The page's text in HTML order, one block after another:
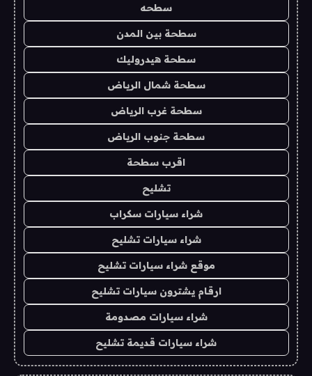
سطحه
سطحة بين المدن
سطحة هيدروليك
سطحة شمال الرياض
سطحة غرب الرياض
سطحة جنوب الرياض
اقرب سطحة
تشليح
شراء سيارات سكراب
شراء سيارات تشليح
موقع شراء سيارات تشليح
ارقام يشترون سيارات تشليح
شراء سيارات مصدومة
شراء سيارات قديمة تشليح